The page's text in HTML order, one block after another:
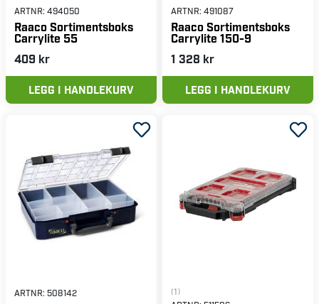
ARTNR: 494050
Raaco Sortimentsboks
Carrylite 55
409 kr
LEGG I HANDLEKURV
ARTNR: 491087
Raaco Sortimentsboks
Carrylite 150-9
1 328 kr
LEGG I HANDLEKURV
ARTNR: 508142
(1)